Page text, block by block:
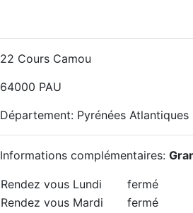
22 Cours Camou
64000 PAU
Département: Pyrénées Atlantiques
Informations complémentaires:
Rendez vous Lundi
fermé
Rendez vous Mardi
fermé